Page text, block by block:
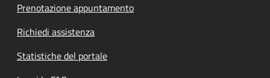
Prenotazione appuntamento
Richiedi assistenza
Statistiche del portale